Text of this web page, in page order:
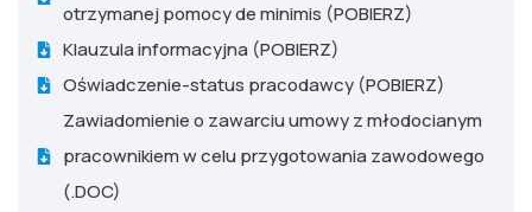
otrzymanej pomocy de minimis (POBIERZ)
Klauzula informacyjna (POBIERZ)
Oświadczenie-status pracodawcy (POBIERZ)
Zawiadomienie o zawarciu umowy z młodocianym
pracownikiem w celu przygotowania zawodowego
(.DOC)